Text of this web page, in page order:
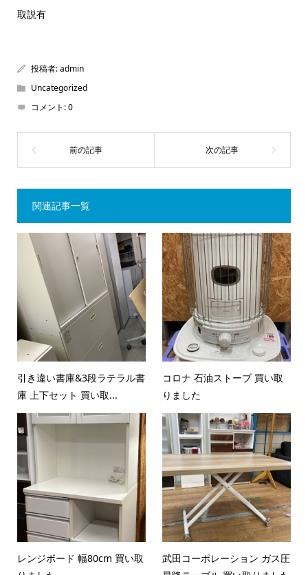
取説有
投稿者:admin
Uncategorized
コメント:0
関連記事一覧
引き違い書庫&3段ラテラル書
庫 上下セット 買い取...
コロナ 石油ストーブ 買い取
りました
レンジボード 幅80cm 買い取
武田コーポレーション ガス圧